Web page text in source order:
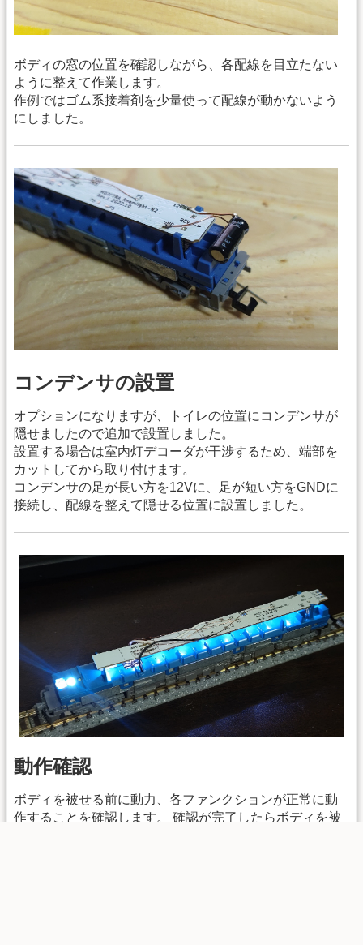
ボディの窓の位置を確認しながら、各配線を目立たない
ように整えて作業します。
作例ではゴム系接着剤を少量使って配線が動かないよう
にしました。
コンデンサの設置
オプションになりますが、トイレの位置にコンデンサが
隠せましたので追加で設置しました。
設置する場合は室内灯デコーダが干渉するため、端部を
カットしてから取り付けます。
コンデンサの足が長い方を12Vに、足が短い方をGNDに
接続し、配線を整えて隠せる位置に設置しました。
動作確認
ボディを被せる前に動力、各ファンクションが正常に動
作することを確認します。 確認が完了したらボディを被